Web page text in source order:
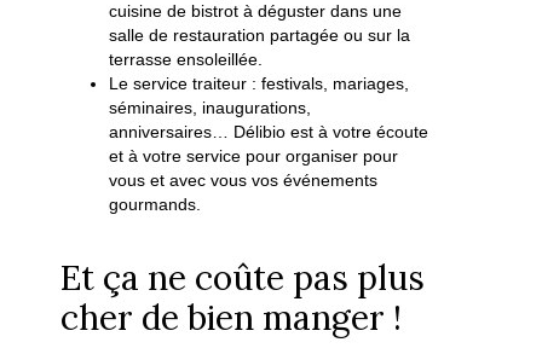
cuisine de bistrot à déguster dans une
salle de restauration partagée ou sur la
terrasse ensoleillée.
Le service traiteur : festivals, mariages,
séminaires, inaugurations,
anniversaires… Délibio est à votre écoute
et à votre service pour organiser pour
vous et avec vous vos événements
gourmands.
Et ça ne coûte pas plus
cher de bien manger !